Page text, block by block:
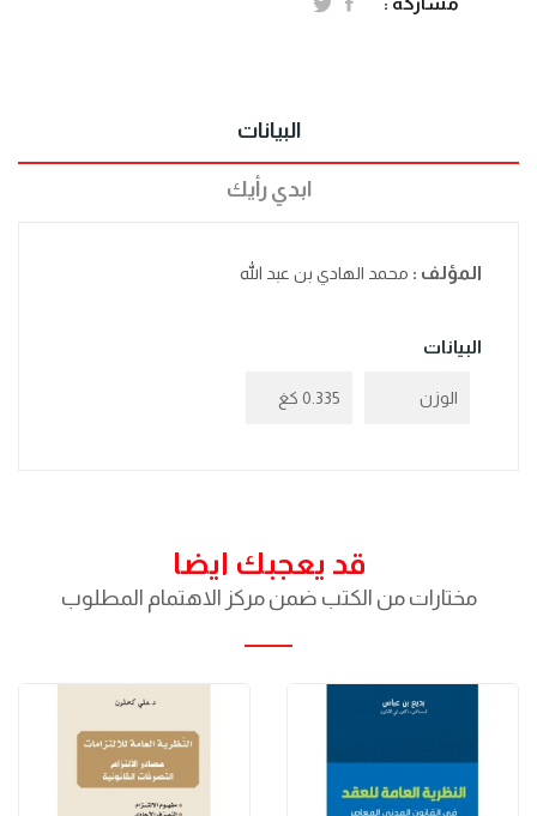
البيانات
ابدي رأيك
المؤلف : محمد الهادي بن عبد الله
البيانات
الوزن 0.335 كغ
قد يعجبك ايضا
مختارات من الكتب ضمن مركز الاهتمام المطلوب